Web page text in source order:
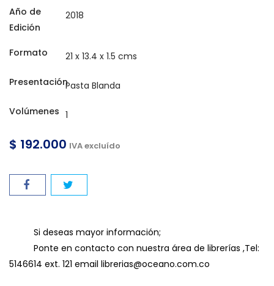
Año de
Edición
Formato
Presentación
Volúmenes
$ 192.000 IVA excluído
Si deseas mayor información;
Ponte en contacto con nuestra área de librerías ,Tel:
5146614 ext. 121 email librerias@oceano.com.co